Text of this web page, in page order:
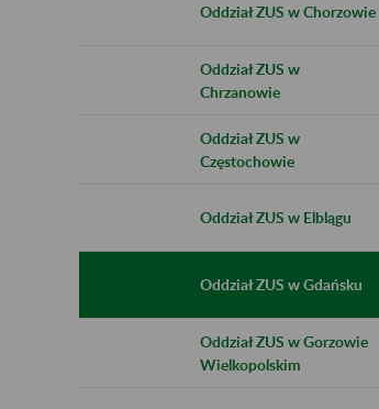
Oddział ZUS w Chorzowie
Oddział ZUS w
Chrzanowie
Oddział ZUS w
Częstochowie
Oddział ZUS w Elblągu
Oddział ZUS w Gdańsku
Oddział ZUS w Gorzowie
Wielkopolskim